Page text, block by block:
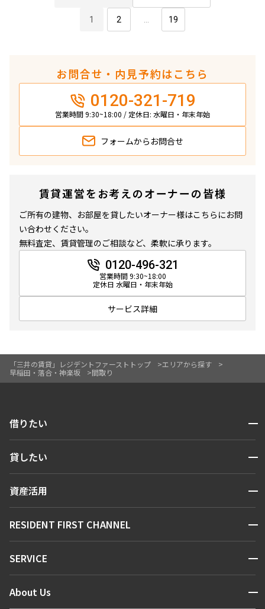
「三井の賃貸」レジデントファーストトップ
エリアから探す
早稲田・落合・神楽坂
間取り
1 2 ... 19
お問合せ・内見予約はこちら
0120-321-719
営業時間 9:30~18:00 / 定休日: 水曜日・年末年始
フォームから お問合せ
賃貸運営をお考えのオーナーの皆様
ご所有の建物、お部屋を貸したいオーナー様はこちらにお問
い合わせください。
無料査定、賃貸管理のご相談など、柔軟に承ります。
0120-496-321
営業時間 9:30~18:00
定休日 水曜日・年末年始
サービス詳細
借りたい 開閉
人気エリアから探す
新着情報から探す
新着募集情報
貸したい 開閉
お問い合わせ
資産活用 開閉
お問い合わせ
RESIDENT FIRST CHANNEL 開閉
マンションレポート
住まいのコラム
SERVICE 開閉
会員ページ
About Us 開閉